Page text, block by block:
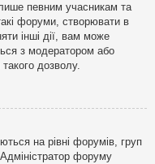
певним учасникам та
форуми, створювати в
інші дії, вам може
з модератором або
дозволу.
на рівні форумів, груп
форуму